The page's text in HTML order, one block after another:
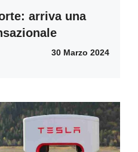
arriva una
30 Marzo 2024